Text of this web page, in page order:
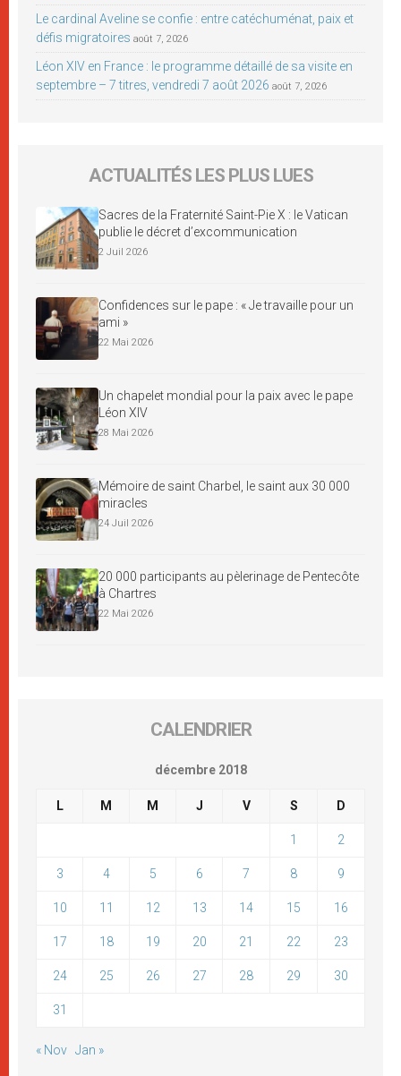
Le cardinal Aveline se confie : entre catéchuménat, paix et
défis migratoires août 7, 2026
Léon XIV en France : le programme détaillé de sa visite en
septembre – 7 titres, vendredi 7 août 2026 août 7, 2026
ACTUALITÉS LES PLUS LUES
Sacres de la Fraternité Saint-Pie X : le Vatican
publie le décret d’excommunication
2 Juil 2026
Confidences sur le pape : « Je travaille pour un
ami »
22 Mai 2026
Un chapelet mondial pour la paix avec le pape
Léon XIV
28 Mai 2026
Mémoire de saint Charbel, le saint aux 30 000
miracles
24 Juil 2026
20 000 participants au pèlerinage de Pentecôte
à Chartres
22 Mai 2026
CALENDRIER
décembre 2018
L M M J V S D
1 2
3 4 5 6 7 8 9
10 11 12 13 14 15 16
17 18 19 20 21 22 23
24 25 26 27 28 29 30
31
« Nov Jan »